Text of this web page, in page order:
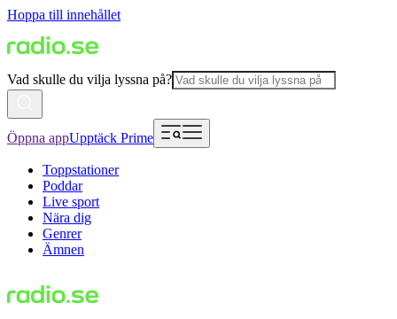
Hoppa till innehållet
Vad skulle du vilja lyssna på?
Öppna appUpptäck Prime
Toppstationer
Poddar
Live sport
Nära dig
Genrer
Ämnen